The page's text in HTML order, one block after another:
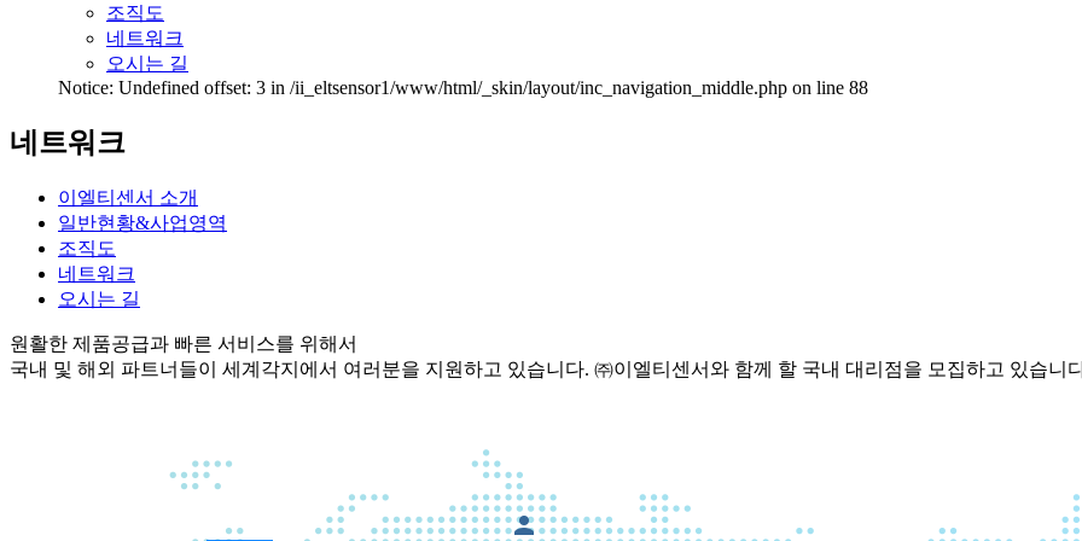
조직도
네트워크
오시는 길
Notice: Undefined offset: 3 in /ii_eltsensor1/www/html/_skin/layout/inc_navigation_middle.php on line 88
네트워크
이엘티센서 소개
일반현황&사업영역
조직도
네트워크
오시는 길
원활한 제품공급과 빠른 서비스를 위해서
국내 및 해외 파트너들이 세계각지에서 여러분을 지원하고 있습니다. ㈜이엘티센서와 함께 할 국내 대리점을 모집하고 있습니